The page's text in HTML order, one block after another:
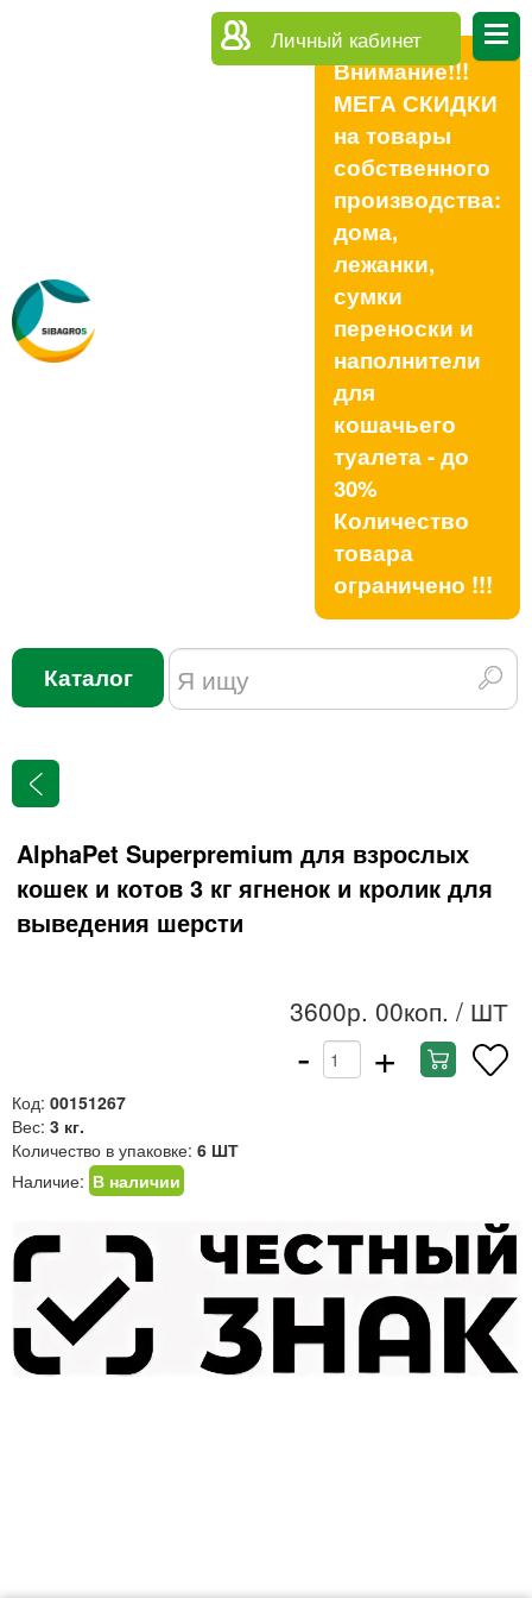
Личный кабинет
Внимание!!!
МЕГА СКИДКИ
на товары
собственного
производства:
дома,
лежанки,
сумки
переноски и
наполнители
для
кошачьего
туалета - до
30%
Количество
товара
ограничено !!!
Каталог
AlphaPet Superpremium для взрослых
кошек и котов 3 кг ягненок и кролик для
выведения шерсти
3600р. 00коп. / ШТ
- +
Код: 00151267
Вес: 3 кг.
Количество в упаковке: 6 ШТ
Наличие: В наличии